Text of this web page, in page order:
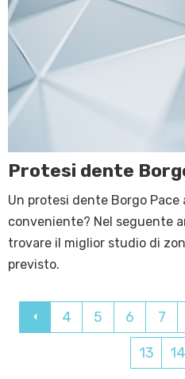
Protesi dente
Un protesi dente Borgo Pace
conveniente? Nel seguente
trovare il miglior studio di
previsto.
4 5 6 7
13 14